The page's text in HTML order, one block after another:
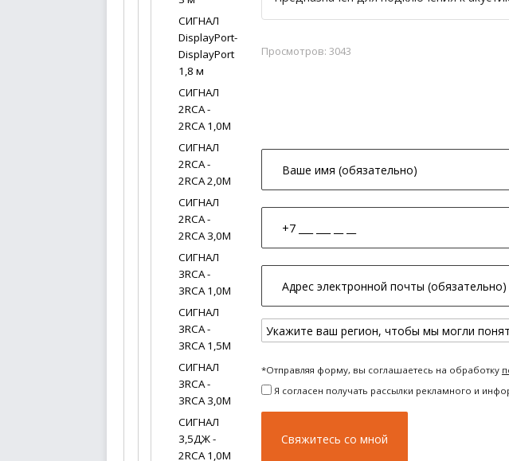
Просмотров: 3043
*Отправляя форму, вы соглашаетесь на обработку
Я согласен получать рассылки рекламного и
СИГНАЛ
DisplayPort-
DisplayPort
1,8 м
СИГНАЛ
2RCA -
2RCA 1,0М
СИГНАЛ
2RCA -
2RCA 2,0М
СИГНАЛ
2RCA -
2RCA 3,0М
СИГНАЛ
3RCA -
3RCA 1,0М
СИГНАЛ
3RCA -
3RCA 1,5М
СИГНАЛ
3RCA -
3RCA 3,0М
СИГНАЛ
3,5ДЖ -
2RCA 1,0М